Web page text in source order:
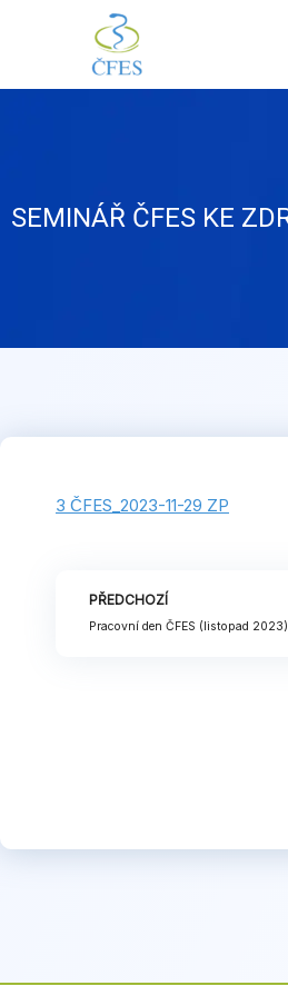
SEMINÁŘ ČFES KE
3 ČFES_2023-11-29 ZP
Prev
PŘEDCHOZÍ
Pracovní den ČFES (listopad 2023)